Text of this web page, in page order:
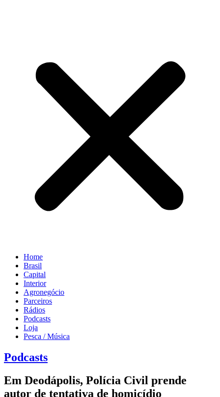
Home
Brasil
Capital
Interior
Agronegócio
Parceiros
Rádios
Podcasts
Loja
Pesca / Música
Podcasts
Em Deodápolis, Polícia Civil prende
autor de tentativa de homicídio